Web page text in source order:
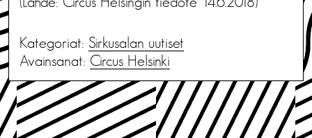
Kategoriat: Sirkusalan uutiset
Avainsanat: Circus Helsinki